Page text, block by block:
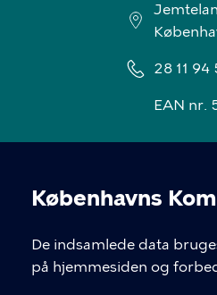
Københavns
De indsamlede data
på hjemmesiden og
28 11 94
EAN nr.